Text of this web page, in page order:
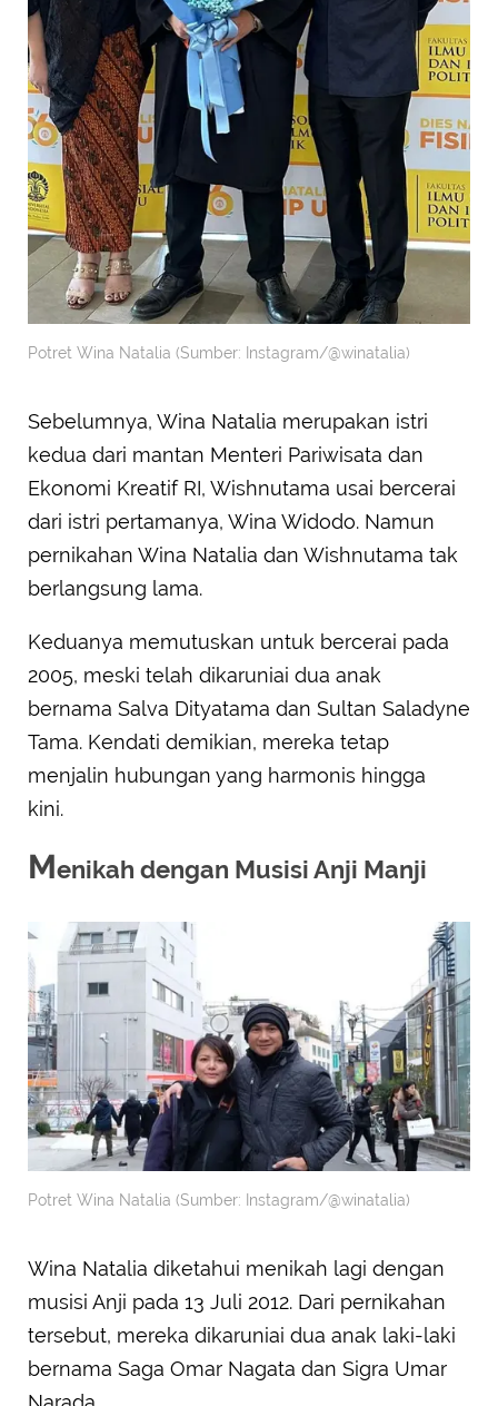
Potret Wina Natalia (Sumber: Instagram/@winatalia)
Sebelumnya, Wina Natalia merupakan istri
kedua dari mantan Menteri Pariwisata dan
Ekonomi Kreatif RI, Wishnutama usai bercerai
dari istri pertamanya, Wina Widodo. Namun
pernikahan Wina Natalia dan Wishnutama tak
berlangsung lama.
Keduanya memutuskan untuk bercerai pada
2005, meski telah dikaruniai dua anak
bernama Salva Dityatama dan Sultan Saladyne
Tama. Kendati demikian, mereka tetap
menjalin hubungan yang harmonis hingga
kini.
Menikah dengan Musisi Anji Manji
Potret Wina Natalia (Sumber: Instagram/@winatalia)
Wina Natalia diketahui menikah lagi dengan
musisi Anji pada 13 Juli 2012. Dari pernikahan
tersebut, mereka dikaruniai dua anak laki-laki
bernama Saga Omar Nagata dan Sigra Umar